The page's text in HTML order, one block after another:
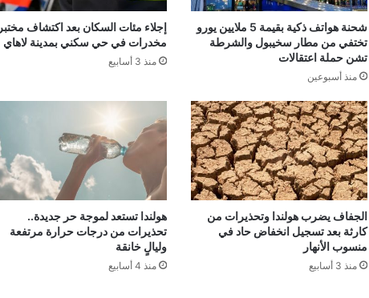
شحنة هواتف ذكية بقيمة 5 ملايين يورو
تختفي من مطار سخيبول والشرطة
تشن حملة اعتقالات
منذ أسبوعين
إجلاء مئات السكان بعد اكتشاف مختبر
مخدرات في حي سكني بمدينة لاهاي
منذ 3 أسابيع
الجفاف يضرب هولندا وتحذيرات من
كارثة بعد تسجيل انخفاض حاد في
منسوب الأنهار
منذ 3 أسابيع
هولندا تستعد لموجة حر جديدة..
تحذيرات من درجات حرارة مرتفعة
وليالٍ خانقة
منذ 4 أسابيع